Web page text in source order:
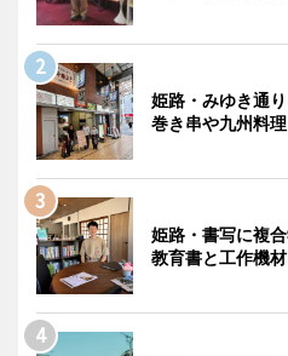
姫路・みゆき通
巻き串や九州料
姫路・書写に複
教育書と工作機